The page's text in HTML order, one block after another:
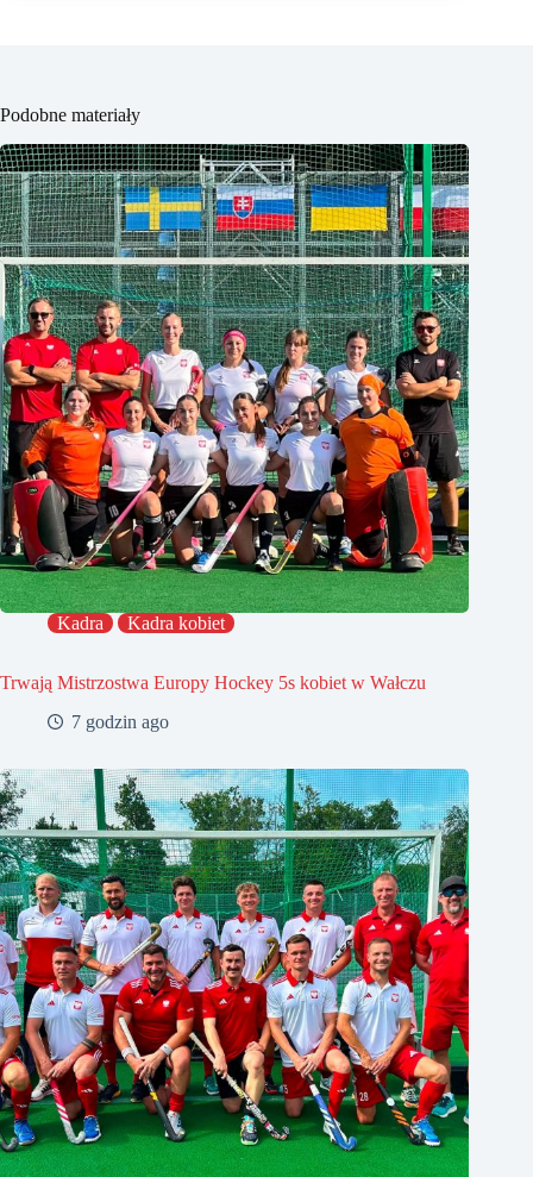
Podobne materiały
Kadra Kadra kobiet
Trwają Mistrzostwa Europy Hockey 5s kobiet w Wałczu
7 godzin ago